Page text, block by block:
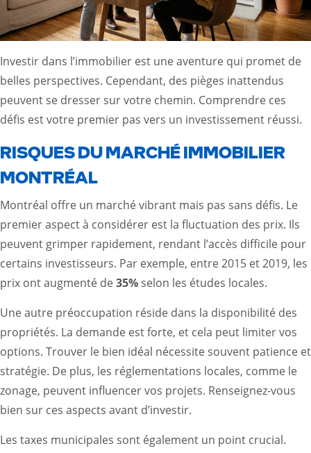
Investir dans l’immobilier est une aventure qui promet de
belles perspectives. Cependant, des pièges inattendus
peuvent se dresser sur votre chemin. Comprendre ces
défis est votre premier pas vers un investissement réussi.
RISQUES DU MARCHÉ IMMOBILIER
MONTRÉAL
Montréal offre un marché vibrant mais pas sans défis. Le
premier aspect à considérer est la fluctuation des prix. Ils
peuvent grimper rapidement, rendant l’accès difficile pour
certains investisseurs. Par exemple, entre 2015 et 2019, les
prix ont augmenté de35% selon les études locales.
Une autre préoccupation réside dans la disponibilité des
propriétés. La demande est forte, et cela peut limiter vos
options. Trouver le bien idéal nécessite souvent patience et
stratégie. De plus, les réglementations locales, comme le
zonage, peuvent influencer vos projets. Renseignez-vous
bien sur ces aspects avant d’investir.
Les taxes municipales sont également un point crucial.